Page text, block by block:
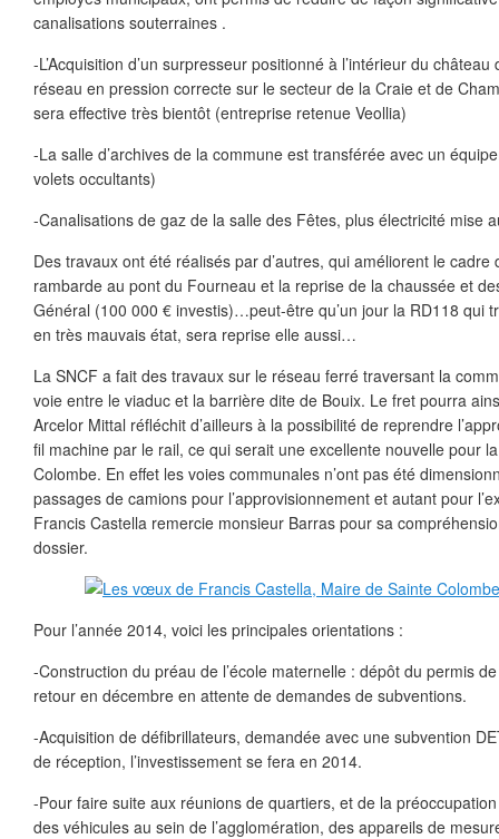
canalisations souterraines .
-L’Acquisition d’un surpresseur positionné à l’intérieur du
réseau en pression correcte sur le secteur de la Craie et de
sera effective très bientôt (entreprise retenue Veollia)
-La salle d’archives de la commune est transférée avec un
volets occultants)
-Canalisations de gaz de la salle des Fêtes, plus électricité mise
Des travaux ont été réalisés par d’autres, qui améliorent le
rambarde au pont du Fourneau et la reprise de la chaussée et
Général (100 000 € investis)…peut-être qu’un jour la RD118 qui
en très mauvais état, sera reprise elle aussi…
La SNCF a fait des travaux sur le réseau ferré traversant la
voie entre le viaduc et la barrière dite de Bouix. Le fret pourra
Arcelor Mittal réfléchit d’ailleurs à la possibilité de reprendre
fil machine par le rail, ce qui serait une excellente nouvelle pour
Colombe. En effet les voies communales n’ont pas été
passages de camions pour l’approvisionnement et autant pour
Francis Castella remercie monsieur Barras pour sa
dossier.
Pour l’année 2014, voici les principales orientations :
-Construction du préau de l’école maternelle : dépôt du permis
retour en décembre en attente de demandes de subventions.
-Acquisition de défibrillateurs, demandée avec une subvention
de réception, l’investissement se fera en 2014.
-Pour faire suite aux réunions de quartiers, et de la
des véhicules au sein de l’agglomération, des appareils de